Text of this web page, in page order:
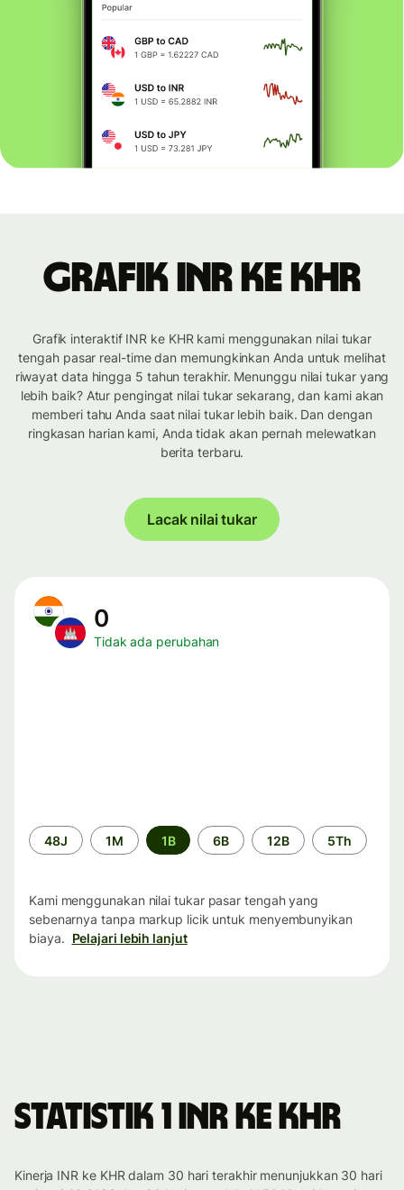
Grafik INR ke KHR
Grafik interaktif INR ke KHR kami menggunakan nilai tukar
tengah pasar real-time dan memungkinkan Anda untuk melihat
riwayat data hingga 5 tahun terakhir. Menunggu nilai tukar yang
lebih baik? Atur pengingat nilai tukar sekarang, dan kami akan
memberi tahu Anda saat nilai tukar lebih baik. Dan dengan
ringkasan harian kami, Anda tidak akan pernah melewatkan
berita terbaru.
Lacak nilai tukar
0
Tidak ada perubahan
Periode
waktu
48J 1M 1B 6B 12B 5Th
Kami menggunakan nilai tukar pasar tengah yang
sebenarnya tanpa markup licik untuk menyembunyikan
biaya. Pelajari lebih lanjut
Statistik 1 INR ke KHR
Kinerja INR ke KHR dalam 30 hari terakhir menunjukkan 30 hari